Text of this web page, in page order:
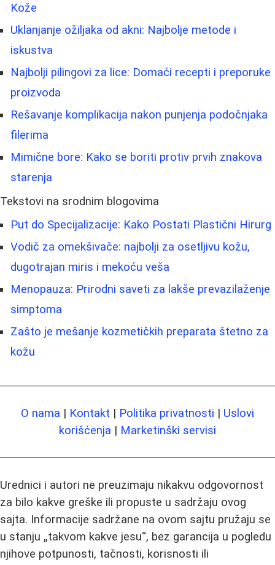
Kože
Uklanjanje ožiljaka od akni: Najbolje metode i
iskustva
Najbolji pilingovi za lice: Domaći recepti i preporuke
proizvoda
Rešavanje komplikacija nakon punjenja podočnjaka
filerima
Mimične bore: Kako se boriti protiv prvih znakova
starenja
Tekstovi na srodnim blogovima
Put do Specijalizacije: Kako Postati Plastični Hirurg
Vodič za omekšivače: najbolji za osetljivu kožu,
dugotrajan miris i mekoću veša
Menopauza: Prirodni saveti za lakše prevazilaženje
simptoma
Zašto je mešanje kozmetičkih preparata štetno za
kožu
O nama | Kontakt | Politika privatnosti | Uslovi
korišćenja | Marketinški servisi
Urednici i autori ne preuzimaju nikakvu odgovornost
za bilo kakve greške ili propuste u sadržaju ovog
sajta. Informacije sadržane na ovom sajtu pružaju se
u stanju „takvom kakve jesu“, bez garancija u pogledu
njihove potpunosti, tačnosti, korisnosti ili